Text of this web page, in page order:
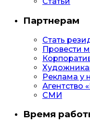
Партнерам
Стать
Провести
Реклама у
Агентство
СМИ
Время